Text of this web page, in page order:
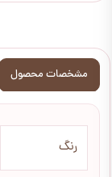
مشخصات محصول
رنگ